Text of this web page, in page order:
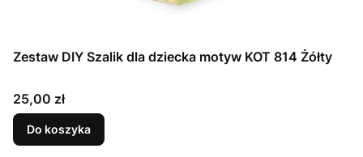
Zestaw DIY Szalik dla dziecka motyw KOT 814 Żółty
Cena
25,00 zł
Do koszyka